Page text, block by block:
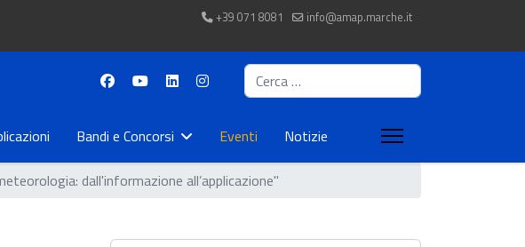
+39 071 8081 info@amap.marche.it
Cerca
Bandi e Concorsi Eventi Notizie
dall'informazione all’applicazione"